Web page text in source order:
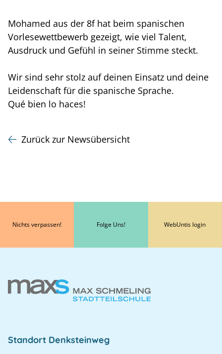
Mohamed aus der 8f hat beim spanischen
Vorlesewettbewerb gezeigt, wie viel Talent,
Ausdruck und Gefühl in seiner Stimme steckt.
Wir sind sehr stolz auf deinen Einsatz und deine
Leidenschaft für die spanische Sprache.
Qué bien lo haces!
Zurück zur Newsübersicht
Nichts verpassen! Folge Uns! WebUntis login
Standort Denksteinweg